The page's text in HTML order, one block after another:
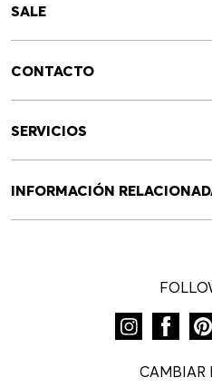
SALE
CONTACTO
SERVICIOS
INFORMACIÓN
CAMBIAR